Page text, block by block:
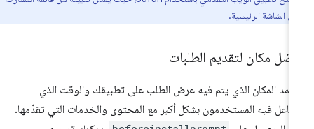
الشاشة الرئيسية.
مكان لتقديم الطلبات
المكان الذي يتم فيه عرض الطلب على تطبيقك والوقت الذي
فيه المستخدمون بشكل أكبر مع المحتوى والخدمات التي تقدّمها.